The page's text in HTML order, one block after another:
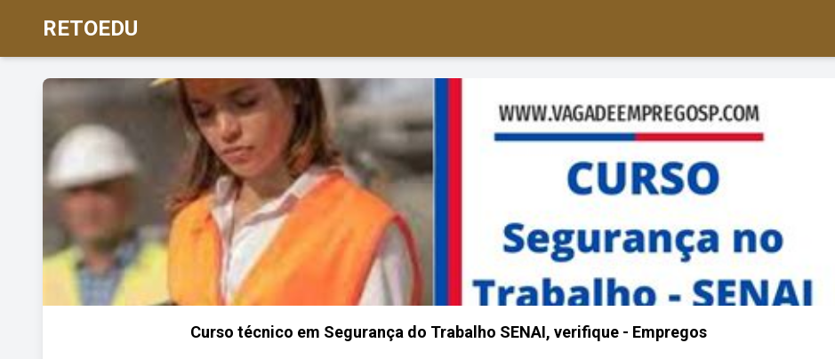
RETOEDU
Curso técnico em Segurança do Trabalho SENAI, verifique - Empregos